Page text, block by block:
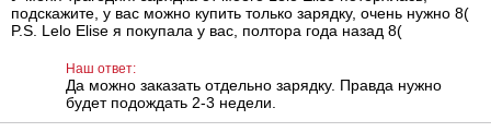
Small, 8 см
799
подскажите, у вас можно купить только зарядку, очень нужно 8(
P.S. Lelo Elise я покупала у вас, полтора года назад 8(
Наш ответ:
Да можно заказать отдельно зарядку. Правда нужно
будет подождать 2-3 недели.